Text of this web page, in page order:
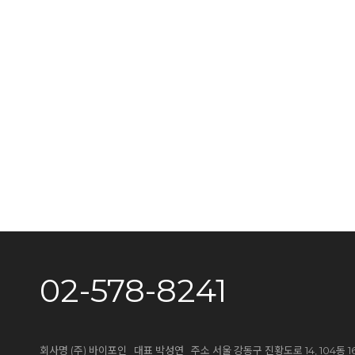
02-578-8241
회사명 (주) 바이포인 대표 박성연 주소 서울 강동구 진황도로 14, 104동